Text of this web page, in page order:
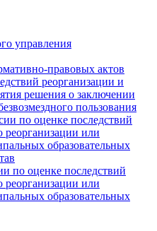
управления
правовых актов
реорганизации и
решения о заключении
пользования
по оценке последствий
или
образовательных
по оценке последствий
или
образовательных